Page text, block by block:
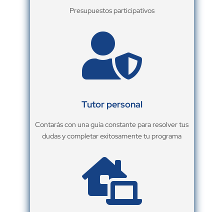
Presupuestos participativos

Tutor personal
Contarás con una guía constante para resolver tus
dudas y completar exitosamente tu programa
